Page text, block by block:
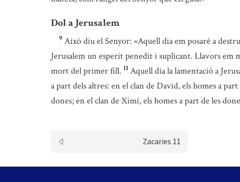
Dol a Jerusalem
9 Això diu el Senyor: «Aquell dia em posaré a
Jerusalem un esperit penedit i suplicant. Llavors em
mort del primer fill. 11 Aquell dia la lamentació a
a part dels altres: en el clan de David, els homes a
dones; en el clan de Ximí, els homes a part de les
Zacaries 11